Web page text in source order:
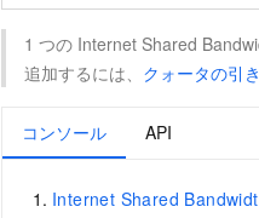
1 つの Internet Shared
追加するには、 クォータの引
コンソール API
Internet Shared